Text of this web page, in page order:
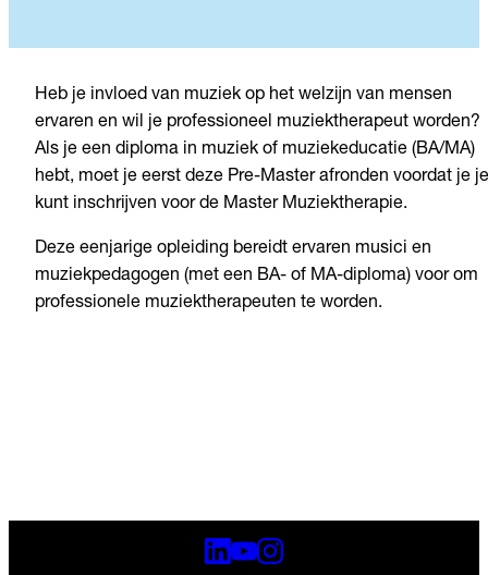
Heb je invloed van muziek op het welzijn van mensen
ervaren en wil je professioneel muziektherapeut worden?
Als je een diploma in muziek of muziekeducatie (BA/MA)
hebt, moet je eerst deze Pre-Master afronden voordat je je
kunt inschrijven voor de Master Muziektherapie.
Deze eenjarige opleiding bereidt ervaren musici en
muziekpedagogen (met een BA- of MA-diploma) voor om
professionele muziektherapeuten te worden.